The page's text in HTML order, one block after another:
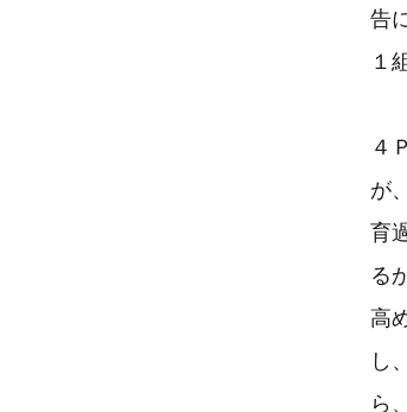
告
１
４
が
育
る
高
し
ら